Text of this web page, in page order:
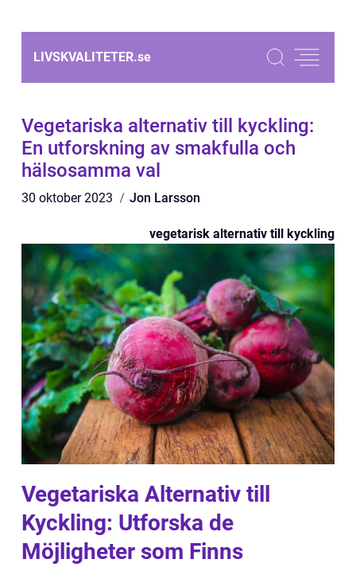
LIVSKVALITETER.se
Vegetariska alternativ till kyckling:
En utforskning av smakfulla och
hälsosamma val
30 oktober 2023 Jon Larsson
vegetarisk alternativ till kyckling
Vegetariska Alternativ till
Kyckling: Utforska de
Möjligheter som Finns